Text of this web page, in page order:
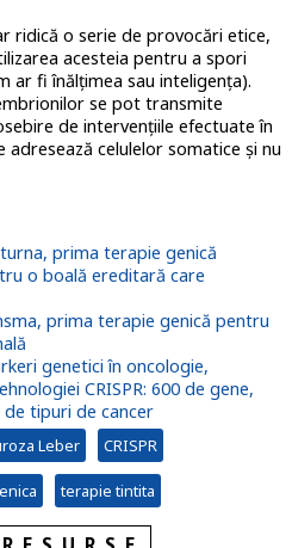
ridică o serie de provocări etice,
acesteia pentru a spori
ar fi înălțimea sau inteligența).
se pot transmite
de intervențiile efectuate în
adresează celulelor somatice și nu
prima terapie genică
o boală ereditară care
prima terapie genică pentru
genetici în oncologie,
CRISPR: 600 de gene,
tipuri de cancer
Leber CRISPR
terapie tintita